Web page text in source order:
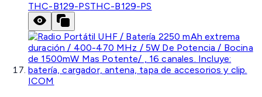
THC-B129-PSTHC-B129-PS
ICOM